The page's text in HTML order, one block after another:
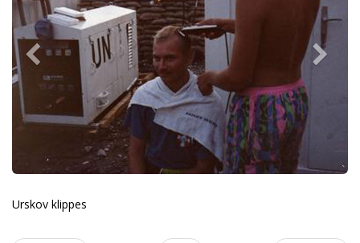
Urskov klippes